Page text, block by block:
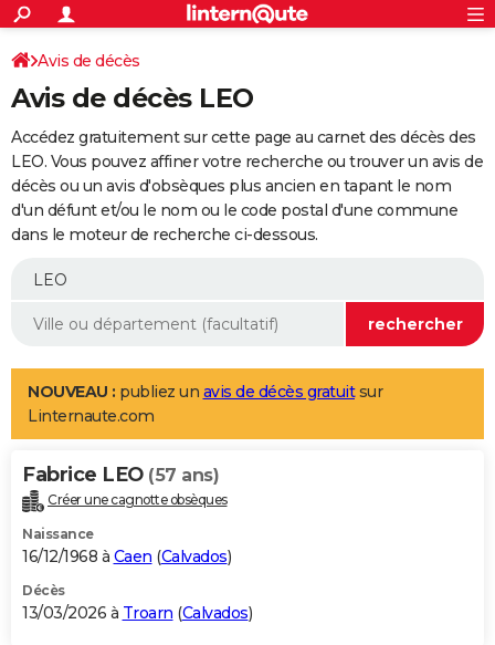
ACTUALITÉS
Politique
Société
Faits Divers
Education
Monde
Villes
+
SPORT
Coupe du monde 2026
Football
Tennis
Cyclisme
Rugby
Forum
Programme TV
TNTStreaming
Cinéma
Sorties cinéma
Musique
+FINANCE
Retraite
Impôts
Epargne
Immobilier
Risques naturels par ville
Banque
Assurance
Crédit
AUTO
Essais
Réserver un essai
Citadines
Berlines
SUV
Forum auto
+
Mobiles
Meilleur smartphone
Internet
Ordinateurs
Jeux vidéo
Guide high-tech
Aménagement intérieur
LIFESTYLE
Art de vivre
Bien-être
Loisirs
Mode
Modes de vie
Alimentation
Guide de la santé
Maladies
Médicaments
Sommeil
VOYAGE
Destinations
City break
Voyage nature
Voyage de noces
Forum
Climat
+PHOTO
GUIDES D'ACHAT
BONS PLANS
Avis de décès
Avis de décès LEO
Accédez gratuitement sur cette page au carnet des décès des
LEO. Vous pouvez affiner votre recherche ou trouver un avis de
décès ou un avis d'obsèques plus ancien en tapant le nom
d'un défunt et/ou le nom ou le code postal d'une commune
dans le moteur de recherche ci-dessous.
NOUVEAU : publiez un avis de décès gratuitsur
Linternaute.com
Fabrice LEO (57 ans)
Créer une cagnotte obsèques
Naissance
16/12/1968 à Caen (Calvados)
Décès
13/03/2026 à Troarn (Calvados)